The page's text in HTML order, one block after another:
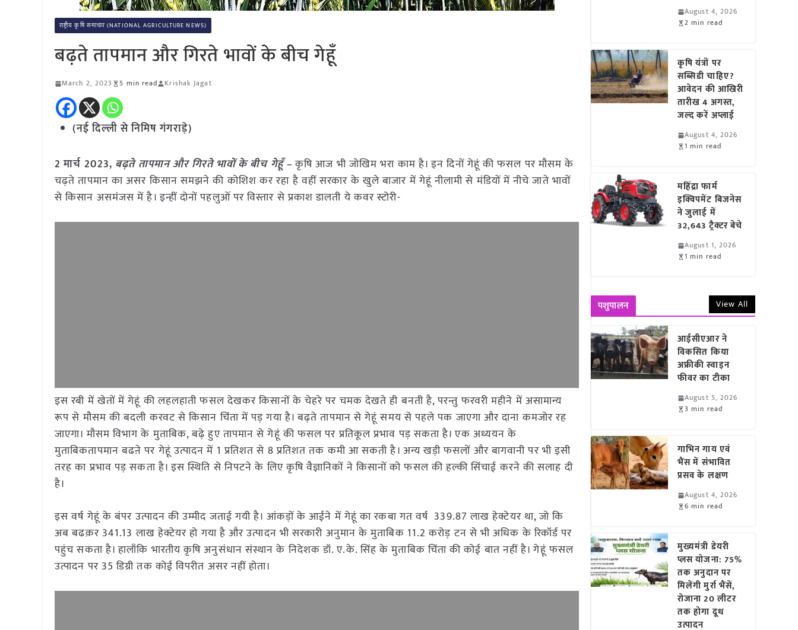
राष्ट्रीय कृषि समाचार (NATIONAL AGRICULTURE NEWS)
बढ़ते तापमान और गिरते भावों के बीच गेहूँ
March 2, 2023 5 min read Krishak Jagat
(नई दिल्ली से निमिष गंगराड़े)
2 मार्च 2023, बढ़ते तापमान और गिरते भावों के बीच गेहूँ –कृषि आज भी जोखिम भरा काम है। इन दिनों गेहूं की फसल पर मौसम के
चढ़ते तापमान का असर किसान समझने की कोशिश कर रहा है वहीं सरकार के खुले बाजार में गेहूं नीलामी से मंडियों में नीचे जाते भावों
से किसान असमंजस में है। इन्हीं दोनों पहलुओं पर विस्तार से प्रकाश डालती ये कवर स्टोरी-
इस रबी में खेतों में गेहूं की लहलहाती फसल देखकर किसानों के चेहरे पर चमक देखते ही बनती है, परन्तु फरवरी महीने में असामान्य
रूप से मौसम की बदली करवट से किसान चिंता में पड़ गया है। बढ़ते तापमान से गेहूं समय से पहले पक जाएगा और दाना कमजोर रह
जाएगा। मौसम विभाग के मुताबिक, बढ़े हुए तापमान से गेहूं की फसल पर प्रतिकूल प्रभाव पड़ सकता है। एक अध्ययन के
मुताबिकतापमान बढऩे पर गेहूं उत्पादन में 1 प्रतिशत से 8 प्रतिशत तक कमी आ सकती है। अन्य खड़ी फसलों और बागवानी पर भी इसी
तरह का प्रभाव पड़ सकता है। इस स्थिति से निपटने के लिए कृषि वैज्ञानिकों ने किसानों को फसल की हल्की सिंचाई करने की सलाह दी
है।
इस वर्ष गेहूं के बंपर उत्पादन की उम्मीद जताई गयी है। आंकड़ों के आईने में गेहूं का रकबा गत वर्ष 339.87 लाख हेक्टेयर था, जो कि
अब बढक़र 341.13 लाख हेक्टेयर हो गया है और उत्पादन भी सरकारी अनुमान के मुताबिक 11.2 करोड़ टन से भी अधिक के रिकॉर्ड पर
पहुंच सकता है। हालाँकि भारतीय कृषि अनुसंधान संस्थान के निदेशक डॉ. ए.के. सिंह के मुताबिक चिंता की कोई बात नहीं है। गेहूं फसल
उत्पादन पर 35 डिग्री तक कोई विपरीत असर नहीं होता।
August 4, 2026
2 min read
कृषि यंत्रों पर
सब्सिडी चाहिए?
आवेदन की आखिरी
तारीख 4 अगस्त,
जल्द करें अप्लाई
August 4, 2026
1 min read
महिंद्रा फार्म
इक्विपमेंट बिजनेस
ने जुलाई में
32,643 ट्रैक्टर बेचे
August 1, 2026
1 min read
पशुपालन View All
आईसीएआर ने
विकसित किया
अफ्रीकी स्वाइन
फीवर का टीका
August 5, 2026
3 min read
गाभिन गाय एवं
भैंस में संभावित
प्रसव के लक्षण
August 4, 2026
6 min read
मुख्यमंत्री डेयरी
प्लस योजना: 75%
तक अनुदान पर
मिलेंगी मुर्रा भैंसें,
रोजाना 20 लीटर
तक होगा दूध
उत्पादन